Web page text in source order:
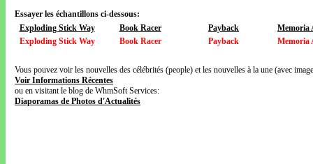
Essayer les échantillons ci-dessous:
Exploding Stick Way
Book Racer Payback
Memoria
Exploding Stick Way
Book Racer Payback Memoria
Vous pouvez voir les nouvelles des célébrités (people) et les nouvelles à la une (avec
Voir Informations Récentes
ou en visitant le blog de WhmSoft Services:
Diaporamas de Photos d'Actualités